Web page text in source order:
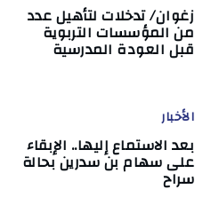
زغوان/ تدخلات لتأهيل عدد
من المؤسسات التربوية
قبل العودة المدرسية
الأخبار
بعد الاستماع إليها.. الإبقاء
على سهام بن سدرين بحالة
سراح